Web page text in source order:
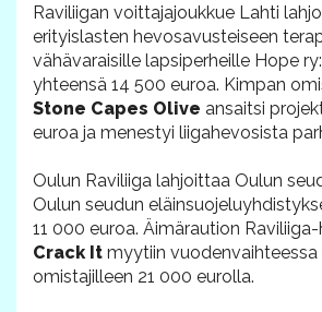
Raviliigan voittajajoukkue Lahti
erityislasten hevosavusteiseen
vähävaraisille lapsiperheille Hope
yhteensä 14 500 euroa. Kimpan
Stone Capes Olive ansaitsi
euroa ja menestyi liigahevosista
Oulun Raviliiga lahjoittaa Oulun
Oulun seudun
11 000 euroa. Äimäraution
Crack It myytiin vuodenvaihteessa
omistajilleen 21 000 eurolla.